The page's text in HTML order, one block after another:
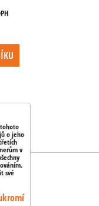
o jeho
v
své